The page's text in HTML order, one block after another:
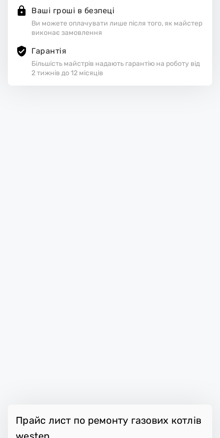
Ваші гроші в безпеці
Ви можете оплачувати лише після того, як майстер
виконає замовлення
Гарантія
Більшість майстрів надають гарантію на роботу від
2 тижнів до 12 місяців
Прайс лист по ремонту газових котлів